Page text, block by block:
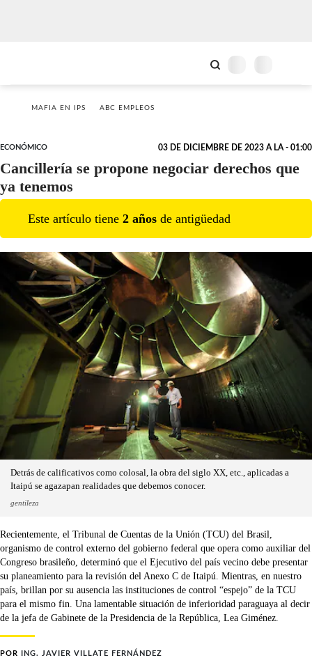
MAFIA EN IPS ABC EMPLEOS
ECONÓMICO 03 DE DICIEMBRE DE 2023 A LA - 01:00
Cancillería se propone negociar derechos que
ya tenemos
Este artículo tiene 2 años de antigüedad
Detrás de calificativos como colosal, la obra del siglo XX, etc., aplicadas a
Itaipú se agazapan realidades que debemos conocer.
gentileza
Recientemente, el Tribunal de Cuentas de la Unión (TCU) del Brasil,
organismo de control externo del gobierno federal que opera como auxiliar del
Congreso brasileño, determinó que el Ejecutivo del país vecino debe presentar
su planeamiento para la revisión del Anexo C de Itaipú. Mientras, en nuestro
país, brillan por su ausencia las instituciones de control “espejo” de la TCU
para el mismo fin. Una lamentable situación de inferioridad paraguaya al decir
de la jefa de Gabinete de la Presidencia de la República, Lea Giménez.
POR ING. JAVIER VILLATE FERNÁNDEZ